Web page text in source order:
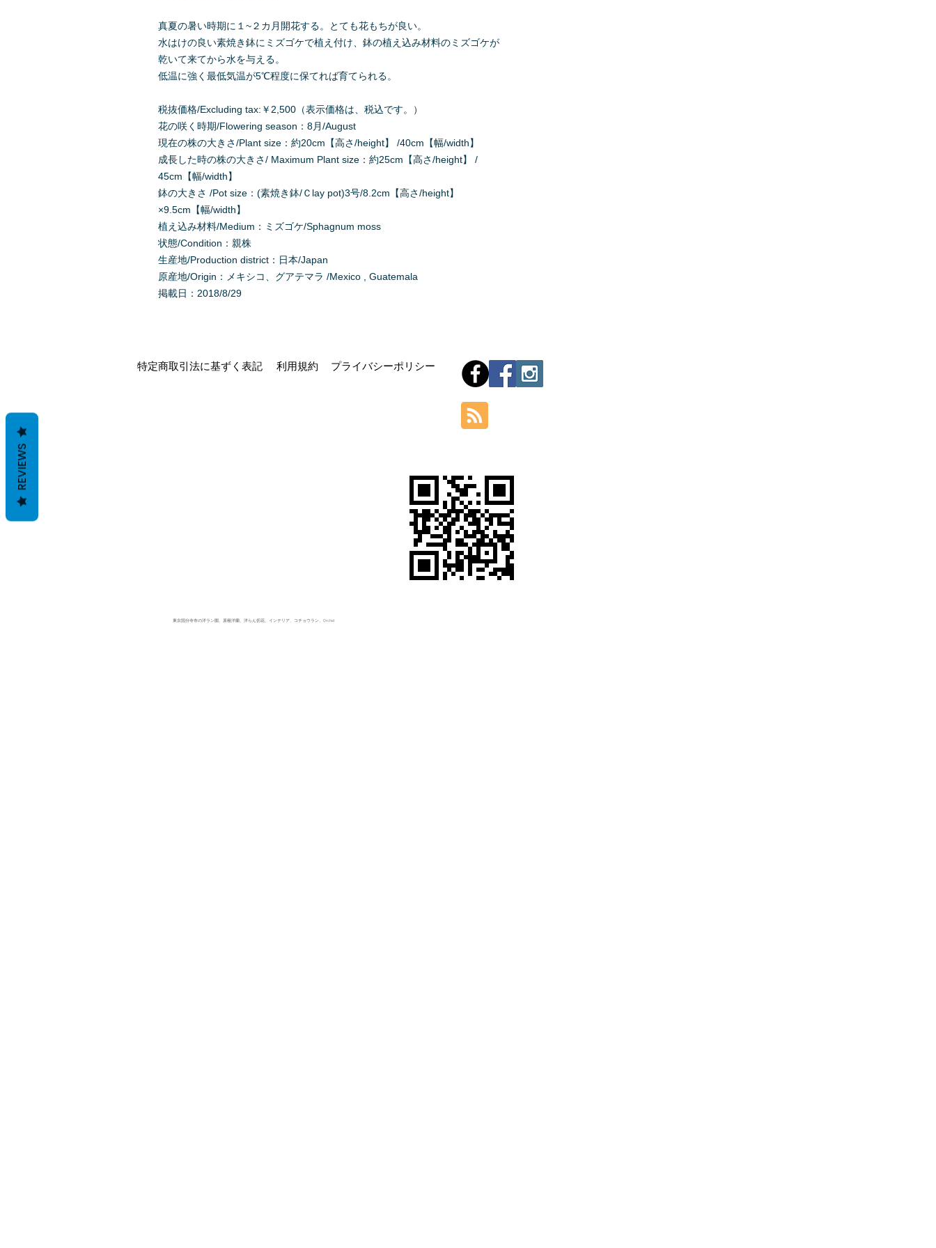
真夏の暑い時期に１~２カ月開花する。とても花もちが良い。
水はけの良い素焼き鉢にミズゴケで植え付け、鉢の植え込み材料のミズゴケが
乾いて来てから水を与える。
低温に強く最低気温が5℃程度に保てれば育てられる。
税抜価格/Excluding tax:￥2,500（表示価格は、税込です。）
花の咲く時期/Flowering season：8月/August
現在の株の大きさ/Plant size：約20cm【高さ/height】 /40cm【幅/width】
成長した時の株の大きさ/ Maximum Plant size：約25cm【高さ/height】 /
45cm【幅/width】
鉢の大きさ /Pot size：(素焼き鉢/Ｃlay pot)3号/8.2cm【高さ/height】
×9.5cm【幅/width】
植え込み材料/Medium：ミズゴケ/Sphagnum moss
状態/Condition：親株
生産地/Production district：日本/Japan
原産地/Origin：メキシコ、グアテマラ /Mexico , Guatemala
掲載日：2018/8/29
特定商取引法に基ずく表記 利用規約 プライバシーポリシー
東京国分寺市の洋ラン園、原種洋蘭、洋らん切花、インテリア、コチョウラン、Orchid
REVIEWS